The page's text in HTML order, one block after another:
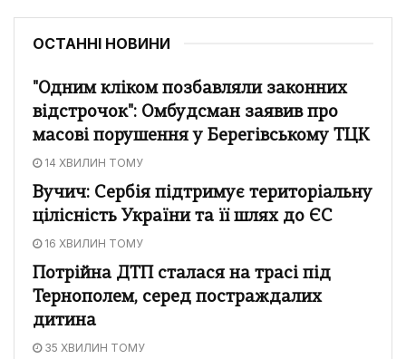
ОСТАННІ НОВИНИ
"Одним кліком позбавляли законних
відстрочок": Омбудсман заявив про
масові порушення у Берегівському ТЦК
14 ХВИЛИН ТОМУ
Вучич: Сербія підтримує територіальну
цілісність України та її шлях до ЄС
16 ХВИЛИН ТОМУ
Потрійна ДТП сталася на трасі під
Тернополем, серед постраждалих
дитина
35 ХВИЛИН ТОМУ